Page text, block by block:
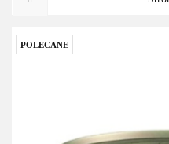
POLECANE